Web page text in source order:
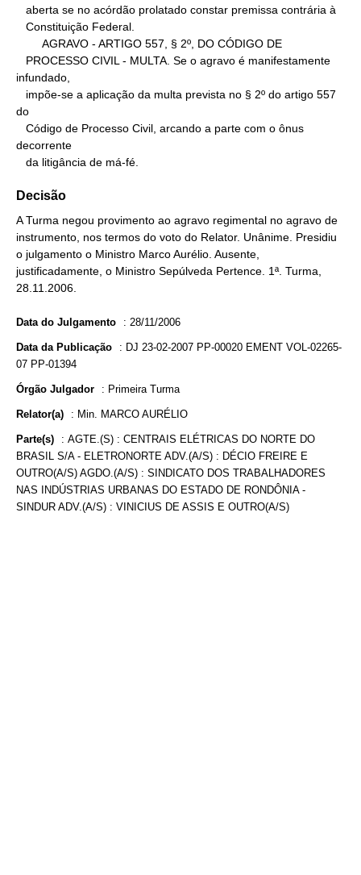
infundado,
do
decorrente
   da litigância de má-fé.
Decisão
A Turma negou provimento ao agravo regimental no agravo de
instrumento, nos termos do voto do Relator. Unânime. Presidiu
o julgamento o Ministro Marco Aurélio. Ausente,
justificadamente, o Ministro Sepúlveda Pertence. 1ª. Turma,
28.11.2006.
Data do Julgamento : 28/11/2006
Data da Publicação : DJ 23-02-2007 PP-00020 EMENT VOL-02265-
07 PP-01394
Órgão Julgador : Primeira Turma
Relator(a) : Min. MARCO AURÉLIO
Parte(s) : AGTE.(S) : CENTRAIS ELÉTRICAS DO NORTE DO
BRASIL S/A - ELETRONORTE ADV.(A/S) : DÉCIO FREIRE E
OUTRO(A/S) AGDO.(A/S) : SINDICATO DOS TRABALHADORES
NAS INDÚSTRIAS URBANAS DO ESTADO DE RONDÔNIA -
SINDUR ADV.(A/S) : VINICIUS DE ASSIS E OUTRO(A/S)